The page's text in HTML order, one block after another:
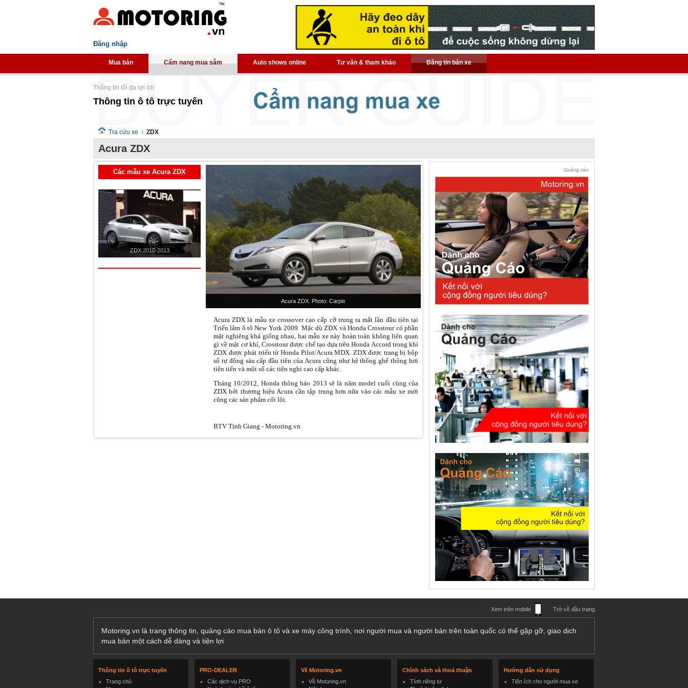
Đăng nhập
Mua bán Cẩm nang mua sắm Auto shows online Tư vấn & tham khảo Đăng tin bán xe
Thông tin tối đa lợi ích
Thông tin ô tô trực tuyến
Tra cứu xe ZDX
Acura ZDX
Các mẫu xe Acura ZDX
ZDX 2010-2013
Acura ZDX. Photo: Carpix
Acura ZDX là mẫu xe crossover cao cấp cỡ trung ra mắt lần đầu tiên tại
Triển lãm ô tô New York 2009. Mặc dù ZDX và Honda Crosstour có phần
mặt nghiêng khá giống nhau, hai mẫu xe này hoàn toàn không liên quan
gì về mặt cơ khí, Crosstour được chế tạo dựa trên Honda Accord trong khi
ZDX được phát triển từ Honda Pilot/Acura MDX. ZDX được trang bị hộp
số tự động sáu cấp đầu tiên của Acura cũng như hệ thống ghế thông hơi
tiên tiến và một số các tiện nghi cao cấp khác.
Tháng 10/2012, Honda thông báo 2013 sẽ là năm model cuối cùng của
ZDX bởi thương hiệu Acura cần tập trung hơn nữa vào các mẫu xe mới
cũng các sản phẩm cốt lõi.
BTV Tịnh Giang - Motoring.vn
Xem trên mobile Trở về đầu trang
Motoring.vn là trang thông tin, quảng cáo mua bán ô tô và xe máy công trình, nơi người mua và người bán trên toàn quốc có thể gặp gỡ, giao dịch
mua bán một cách dễ dàng và tiện lợi
Thông tin ô tô trực tuyến
Trang chủ
PRO-DEALER
Các dịch vụ PRO
Về Motoring.vn
Về Motoring.vn
Chính sách và thoả thuận
Tính riêng tư
Hướng dẫn sử dụng
Tiện ích cho người mua xe